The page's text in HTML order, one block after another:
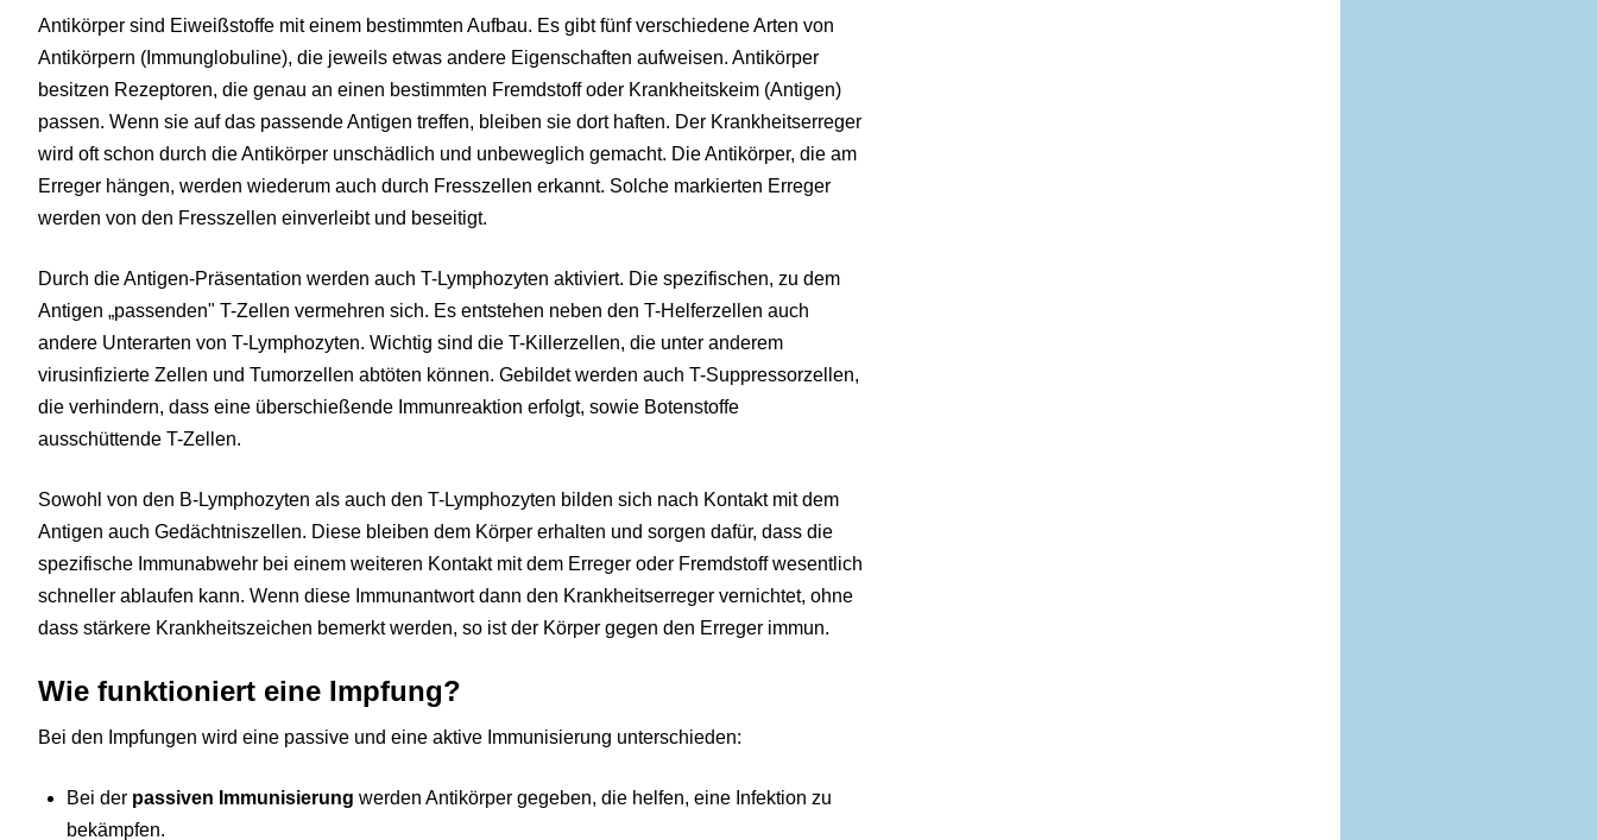
Antikörper sind Eiweißstoffe mit einem bestimmten Aufbau. Es gibt fünf verschiedene Arten von
Antikörpern (Immunglobuline), die jeweils etwas andere Eigenschaften aufweisen. Antikörper
besitzen Rezeptoren, die genau an einen bestimmten Fremdstoff oder Krankheitskeim (Antigen)
passen. Wenn sie auf das passende Antigen treffen, bleiben sie dort haften. Der Krankheitserreger
wird oft schon durch die Antikörper unschädlich und unbeweglich gemacht. Die Antikörper, die am
Erreger hängen, werden wiederum auch durch Fresszellen erkannt. Solche markierten Erreger
werden von den Fresszellen einverleibt und beseitigt.
Durch die Antigen-Präsentation werden auch T-Lymphozyten aktiviert. Die spezifischen, zu dem
Antigen „passenden" T-Zellen vermehren sich. Es entstehen neben den T-Helferzellen auch
andere Unterarten von T-Lymphozyten. Wichtig sind die T-Killerzellen, die unter anderem
virusinfizierte Zellen und Tumorzellen abtöten können. Gebildet werden auch T-Suppressorzellen,
die verhindern, dass eine überschießende Immunreaktion erfolgt, sowie Botenstoffe
ausschüttende T-Zellen.
Sowohl von den B-Lymphozyten als auch den T-Lymphozyten bilden sich nach Kontakt mit dem
Antigen auch Gedächtniszellen. Diese bleiben dem Körper erhalten und sorgen dafür, dass die
spezifische Immunabwehr bei einem weiteren Kontakt mit dem Erreger oder Fremdstoff wesentlich
schneller ablaufen kann. Wenn diese Immunantwort dann den Krankheitserreger vernichtet, ohne
dass stärkere Krankheitszeichen bemerkt werden, so ist der Körper gegen den Erreger immun.
Wie funktioniert eine Impfung?
Bei den Impfungen wird eine passive und eine aktive Immunisierung unterschieden:
Bei der passiven Immunisierung werden Antikörper gegeben, die helfen, eine Infektion zu
bekämpfen.